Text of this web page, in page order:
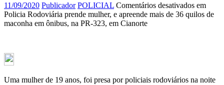
11/09/2020 Publicador POLICIAL Comentários desativados em
Policia Rodoviária prende mulher, e apreende mais de 36 quilos de
maconha em ônibus, na PR-323, em Cianorte
Uma mulher de 19 anos, foi presa por policiais rodoviários na noite